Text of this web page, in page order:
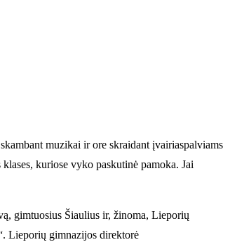
muzikai ir ore skraidant įvairiaspalviams
kuriose vyko paskutinė pamoka. Jai
gimtuosius Šiaulius ir, žinoma, Lieporių
Lieporių gimnazijos direktorė